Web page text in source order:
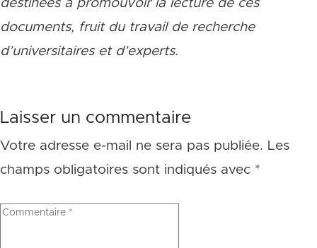
destinées à promouvoir la lecture de ces
documents, fruit du travail de recherche
d’universitaires et d’experts.
Laisser un commentaire
Votre adresse e-mail ne sera pas publiée. Les
champs obligatoires sont indiqués avec *